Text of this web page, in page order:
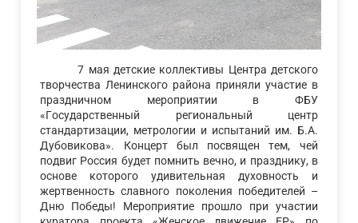
7 мая детские коллективы Центра детского
творчества Ленинского района приняли участие в
праздничном мероприятии в ФБУ
«Государственный региональный центр
стандартизации, метрологии и испытаний им. Б.А.
Дубовикова». Концерт был посвящен тем, чей
подвиг Россия будет помнить вечно, и празднику, в
основе которого удивительная духовность и
жертвенность славного поколения победителей –
Дню Победы! Мероприятие прошло при участии